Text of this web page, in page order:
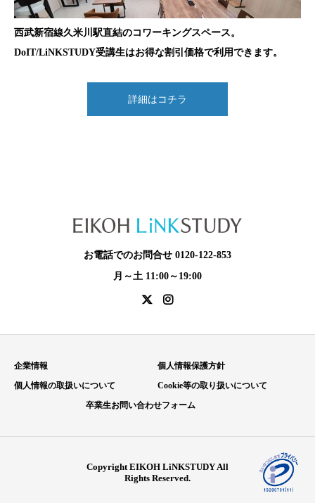
西武新宿線久米川駅直結のコワーキングスペース。
DoIT/LiNKSTUDY受講生はお得な割引価格で利用できます。
詳細はコチラ
お電話でのお問合せ 0120-122-853
月～土 11:00～19:00
企業情報
個人情報保護方針
個人情報の取扱いについて
Cookie等の取り扱いについて
卒業生お問い合わせフォーム
Copyright EIKOH LiNKSTUDY All
Rights Reserved.